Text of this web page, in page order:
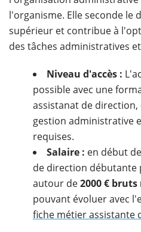
l'organisme. Elle seconde le
supérieur et contribue à
des tâches administratives
Niveau d'accès :
possible avec une
assistanat de
gestion administrative
requises.
Salaire : en début
de direction débutante
autour de2000 €
pouvant évoluer avec
fiche métier assistante